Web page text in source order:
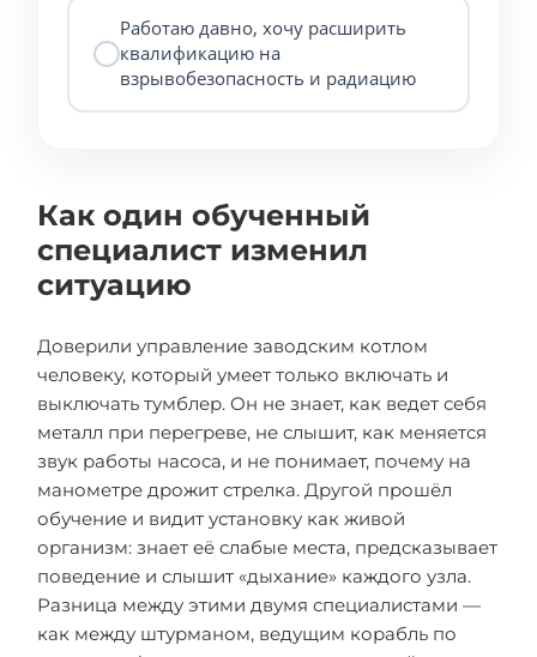
Работаю давно, хочу расширить
квалификацию на
взрывобезопасность и радиацию
Как один обученный
специалист изменил
ситуацию
Доверили управление заводским котлом
человеку, который умеет только включать и
выключать тумблер. Он не знает, как ведет себя
металл при перегреве, не слышит, как меняется
звук работы насоса, и не понимает, почему на
манометре дрожит стрелка. Другой прошёл
обучение и видит установку как живой
организм: знает её слабые места, предсказывает
поведение и слышит «дыхание» каждого узла.
Разница между этими двумя специалистами —
как между штурманом, ведущим корабль по